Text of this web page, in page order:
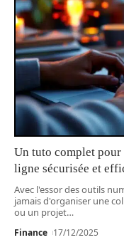
Un tuto complet pour
ligne sécurisée et
Avec l'essor des outils
jamais d'organiser une
ou un projet…
Finance 17/12/2025